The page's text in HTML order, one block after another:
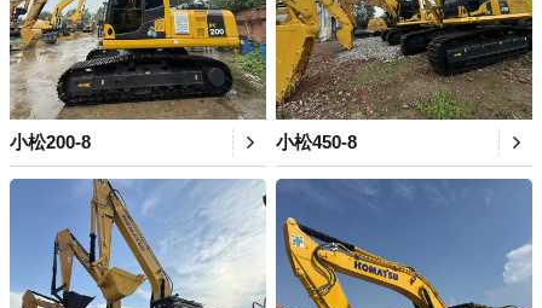
小松200-8 小松450-8